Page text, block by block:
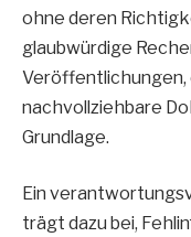
ohne deren
glaubwürdige
Veröffentlichungen,
nachvollziehbare
Grundlage.
Ein
trägt dazu bei,